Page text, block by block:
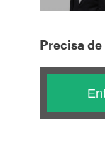
Precisa